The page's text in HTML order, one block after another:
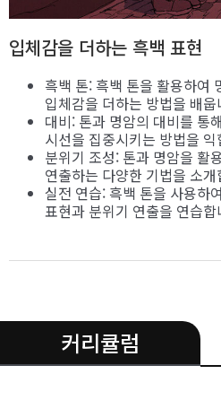
입체감을 더하는 흑백 표현
흑백 톤: 흑백 톤을 활용하여
입체감을 더하는 방법을 배웁
대비: 톤과 명암의 대비를 통
시선을 집중시키는 방법을
분위기 조성: 톤과 명암을 활
연출하는 다양한 기법을 소
실전 연습: 흑백 톤을 사용하
표현과 분위기 연출을 연습합
커리큘럼